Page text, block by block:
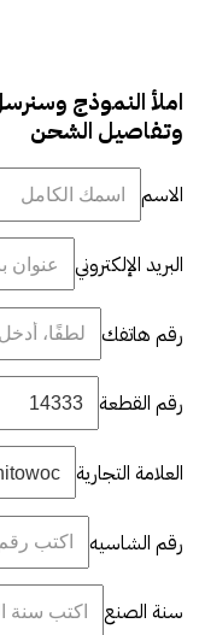
املأ النموذج
وتفاصيل الشحن
الاسم
البريد الإلكتروني
رقم هاتفك
رقم القطعة
العلامة التجارية
رقم الشاسيه
سنة الصنع